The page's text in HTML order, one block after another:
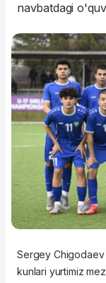
navbatdagi
Sergey Chigodaev
kunlari yurtimiz